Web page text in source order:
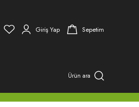
Giriş Yap Sepetim
Ürün ara